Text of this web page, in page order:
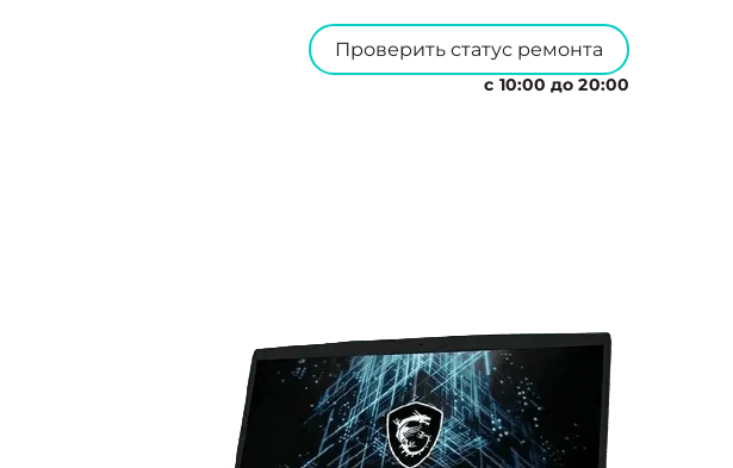
Проверить статус ремонта
с 10:00 до 20:00